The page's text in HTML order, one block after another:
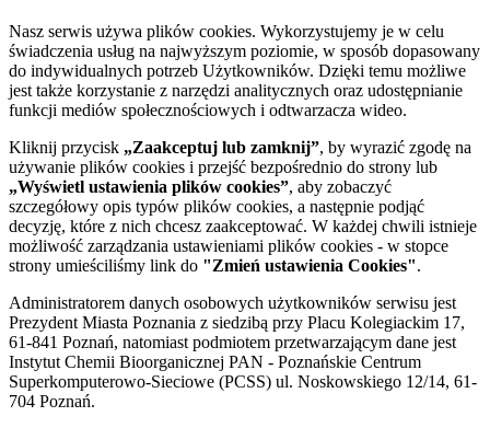
Nasz serwis używa plików cookies. Wykorzystujemy je w celu
świadczenia usług na najwyższym poziomie, w sposób dopasowany
do indywidualnych potrzeb Użytkowników. Dzięki temu możliwe
jest także korzystanie z narzędzi analitycznych oraz udostępnianie
funkcji mediów społecznościowych i odtwarzacza wideo.
Kliknij przycisk „Zaakceptuj lub zamknij”, by wyrazić zgodę na
używanie plików cookies i przejść bezpośrednio do strony lub
„Wyświetl ustawienia plików cookies”, aby zobaczyć
szczegółowy opis typów plików cookies, a następnie podjąć
decyzję, które z nich chcesz zaakceptować. W każdej chwili istnieje
możliwość zarządzania ustawieniami plików cookies - w stopce
strony umieściliśmy link do "Zmień ustawienia Cookies".
Administratorem danych osobowych użytkowników serwisu jest
Prezydent Miasta Poznania z siedzibą przy Placu Kolegiackim 17,
61-841 Poznań, natomiast podmiotem przetwarzającym dane jest
Instytut Chemii Bioorganicznej PAN - Poznańskie Centrum
Superkomputerowo-Sieciowe (PCSS) ul. Noskowskiego 12/14, 61-
704 Poznań.